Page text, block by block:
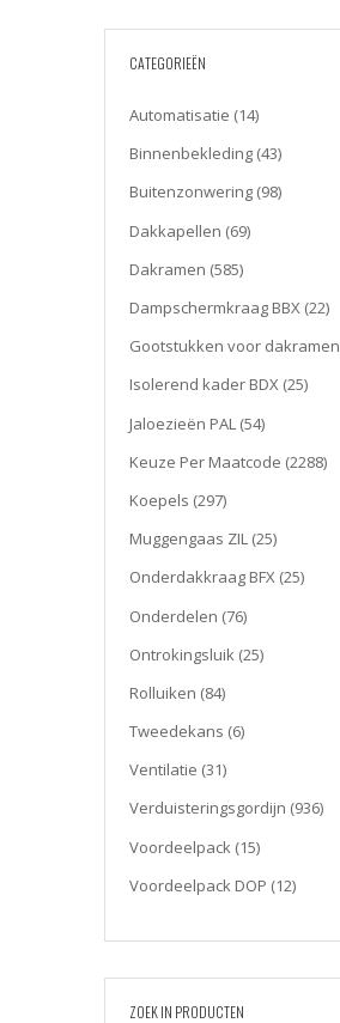
CATEGORIEËN
Automatisatie (14)
Binnenbekleding (43)
Buitenzonwering (98)
Dakkapellen (69)
Dakramen (585)
Dampschermkraag BBX (22)
Gootstukken voor dakramen
Isolerend kader BDX (25)
Jaloezieën PAL (54)
Keuze Per Maatcode (2288)
Koepels (297)
Muggengaas ZIL (25)
Onderdakkraag BFX (25)
Onderdelen (76)
Ontrokingsluik (25)
Rolluiken (84)
Tweedekans (6)
Ventilatie (31)
Verduisteringsgordijn (936)
Voordeelpack (15)
Voordeelpack DOP (12)
ZOEK IN PRODUCTEN